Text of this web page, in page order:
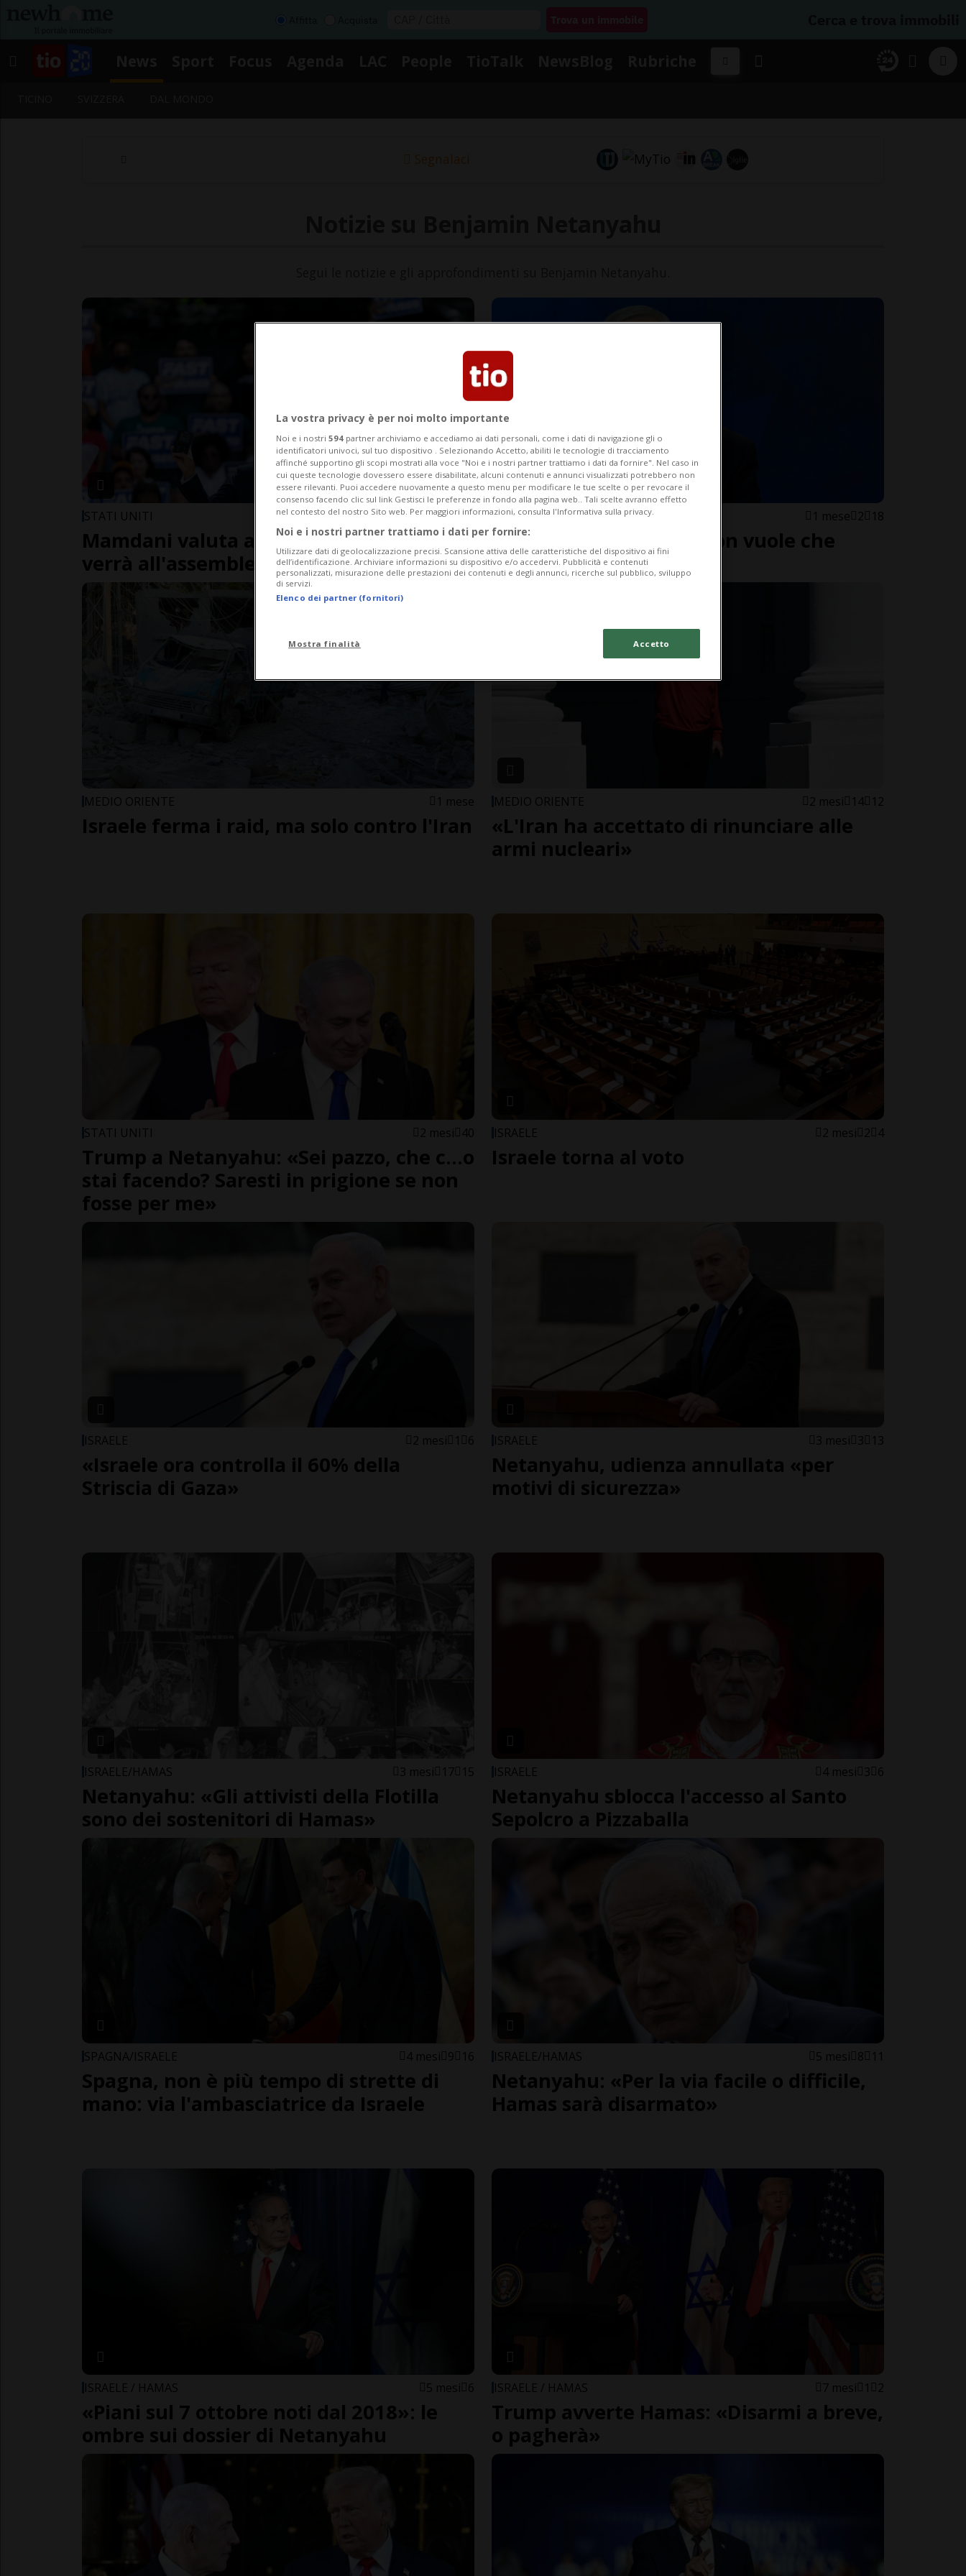
Segnalaci
STATI UNITI 2 sett 6 50
Mamdani valuta arresto Netanyahu se
verrà all'assemblea Onu
ISRAELE 1 mese 2 18
Il 59% degli israeliani non vuole che
Netanyahu si ricandidi
MEDIO ORIENTE 1 mese
Israele ferma i raid, ma solo contro l'Iran
MEDIO ORIENTE 2 mesi 14 12
«L'Iran ha accettato di rinunciare alle
armi nucleari»
STATI UNITI 2 mesi 40
Trump a Netanyahu: «Sei pazzo, che c...o
stai facendo? Saresti in prigione se non
fosse per me»
ISRAELE 2 mesi 2 4
Israele torna al voto
ISRAELE 2 mesi 1 6
«Israele ora controlla il 60% della
Striscia di Gaza»
ISRAELE 3 mesi 3 13
Netanyahu, udienza annullata «per
motivi di sicurezza»
ISRAELE/HAMAS 3 mesi 17 15
Netanyahu: «Gli attivisti della Flotilla
sono dei sostenitori di Hamas»
ISRAELE 4 mesi 3 6
Netanyahu sblocca l'accesso al Santo
Sepolcro a Pizzaballa
SPAGNA/ISRAELE 4 mesi 9 16
Spagna, non è più tempo di strette di
mano: via l'ambasciatrice da Israele
ISRAELE/HAMAS 5 mesi 8 11
Netanyahu: «Per la via facile o difficile,
Hamas sarà disarmato»
ISRAELE / HAMAS 5 mesi 6
«Piani sul 7 ottobre noti dal 2018»: le
ombre sui dossier di Netanyahu
ISRAELE / HAMAS 7 mesi 1 2
Trump avverte Hamas: «Disarmi a breve,
o pagherà»
La vostra privacy è per noi molto importante
Noi e i nostri 594 partner archiviamo e accediamo ai dati personali, come i dati di navigazione gli o
identificatori univoci, sul tuo dispositivo . Selezionando Accetto, abiliti le tecnologie di tracciamento
affinché supportino gli scopi mostrati alla voce "Noi e i nostri partner trattiamo i dati da fornire". Nel caso in
cui queste tecnologie dovessero essere disabilitate, alcuni contenuti e annunci visualizzati potrebbero non
essere rilevanti. Puoi accedere nuovamente a questo menu per modificare le tue scelte o per revocare il
consenso facendo clic sul link Gestisci le preferenze in fondo alla pagina web.. Tali scelte avranno effetto
nel contesto del nostro Sito web. Per maggiori informazioni, consulta l'Informativa sulla privacy.
Noi e i nostri partner trattiamo i dati per fornire:
Utilizzare dati di geolocalizzazione precisi. Scansione attiva delle caratteristiche del dispositivo ai fini
dell’identificazione. Archiviare informazioni su dispositivo e/o accedervi. Pubblicità e contenuti
personalizzati, misurazione delle prestazioni dei contenuti e degli annunci, ricerche sul pubblico, sviluppo
di servizi.
Elenco dei partner (fornitori)
Mostra finalità Accetto